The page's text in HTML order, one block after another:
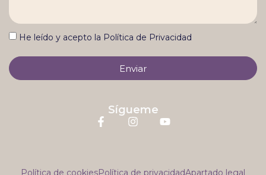
He leído y acepto la Política de Privacidad
Enviar
Sígueme
Política de cookiesPolítica de privacidadApartado legal